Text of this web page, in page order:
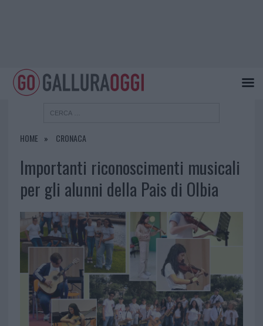
HOME CRONACA
Importanti riconoscimenti musicali
per gli alunni della Pais di Olbia